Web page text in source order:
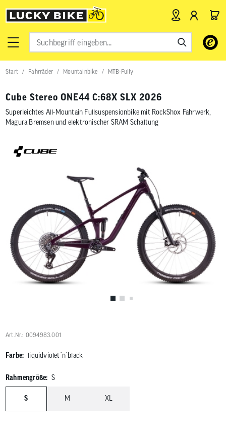
Verwende
Pfeile
nach
das
zu
gelangen.
Benutzer
von
können
Touch-
und
Start Fahrräder Mountainbike MTB-Fully
Cube Stereo ONE44 C:68X SLX 2026
Superleichtes All-Mountain Fullsuspensionbike mit RockShox Fahrwerk,
Magura Bremsen und elektronischer SRAM Schaltung
Art.Nr.: 0094983.001
Farbe: liquidviolet´n´black
Rahmengröße: S
S M XL